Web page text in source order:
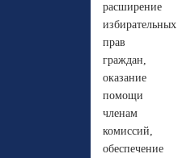
расширение
избирательных
прав
граждан,
оказание
помощи
членам
комиссий,
обеспечение